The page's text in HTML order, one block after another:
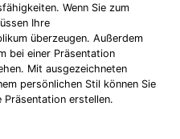
Wenn Sie zum
Ihre
überzeugen. Außerdem
bei einer Präsentation
Mit ausgezeichneten
persönlichen Stil können Sie
Präsentation erstellen.